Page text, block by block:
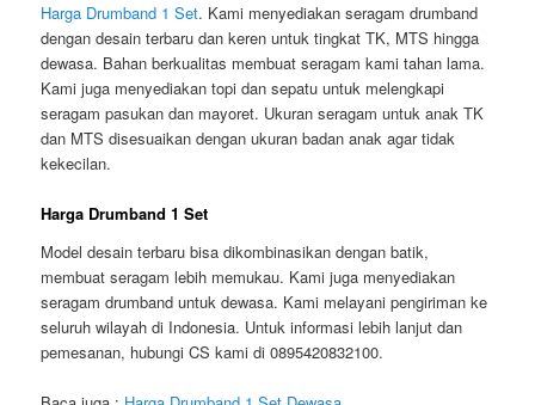
Harga Drumband 1 Set. Kami menyediakan seragam drumband
dengan desain terbaru dan keren untuk tingkat TK, MTS hingga
dewasa. Bahan berkualitas membuat seragam kami tahan lama.
Kami juga menyediakan topi dan sepatu untuk melengkapi
seragam pasukan dan mayoret. Ukuran seragam untuk anak TK
dan MTS disesuaikan dengan ukuran badan anak agar tidak
kekecilan.
Harga Drumband 1 Set
Model desain terbaru bisa dikombinasikan dengan batik,
membuat seragam lebih memukau. Kami juga menyediakan
seragam drumband untuk dewasa. Kami melayani pengiriman ke
seluruh wilayah di Indonesia. Untuk informasi lebih lanjut dan
pemesanan, hubungi CS kami di 0895420832100.